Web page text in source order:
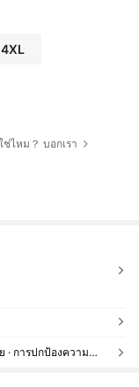
4XL
ไหม？ บอกเรา
มีบริการเก็บเงินปลายทาง · การชำระเงินที่ปลอดภัย · การปกป้องความเป็นส่วนตัว